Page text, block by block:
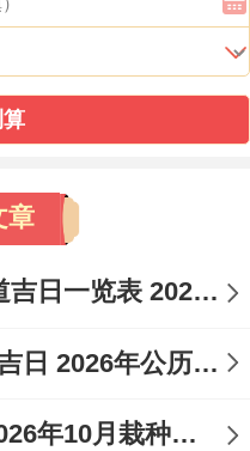
章
2026年1月建房动土黄道吉日一览表 2026年6月份建房动土黄道吉日
2026年十一月开业黄道吉日 2026年公历11月开业吉日
2026年10月种树吉日 2026年10月栽种吉日